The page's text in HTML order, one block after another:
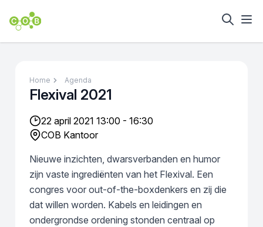
Home Agenda
Flexival 2021
22 april 2021 13:00 - 16:30
COB Kantoor
Nieuwe inzichten, dwarsverbanden en humor
zijn vaste ingrediënten van het Flexival. Een
congres voor out-of-the-boxdenkers en zij die
dat willen worden. Kabels en leidingen en
ondergrondse ordening stonden centraal op